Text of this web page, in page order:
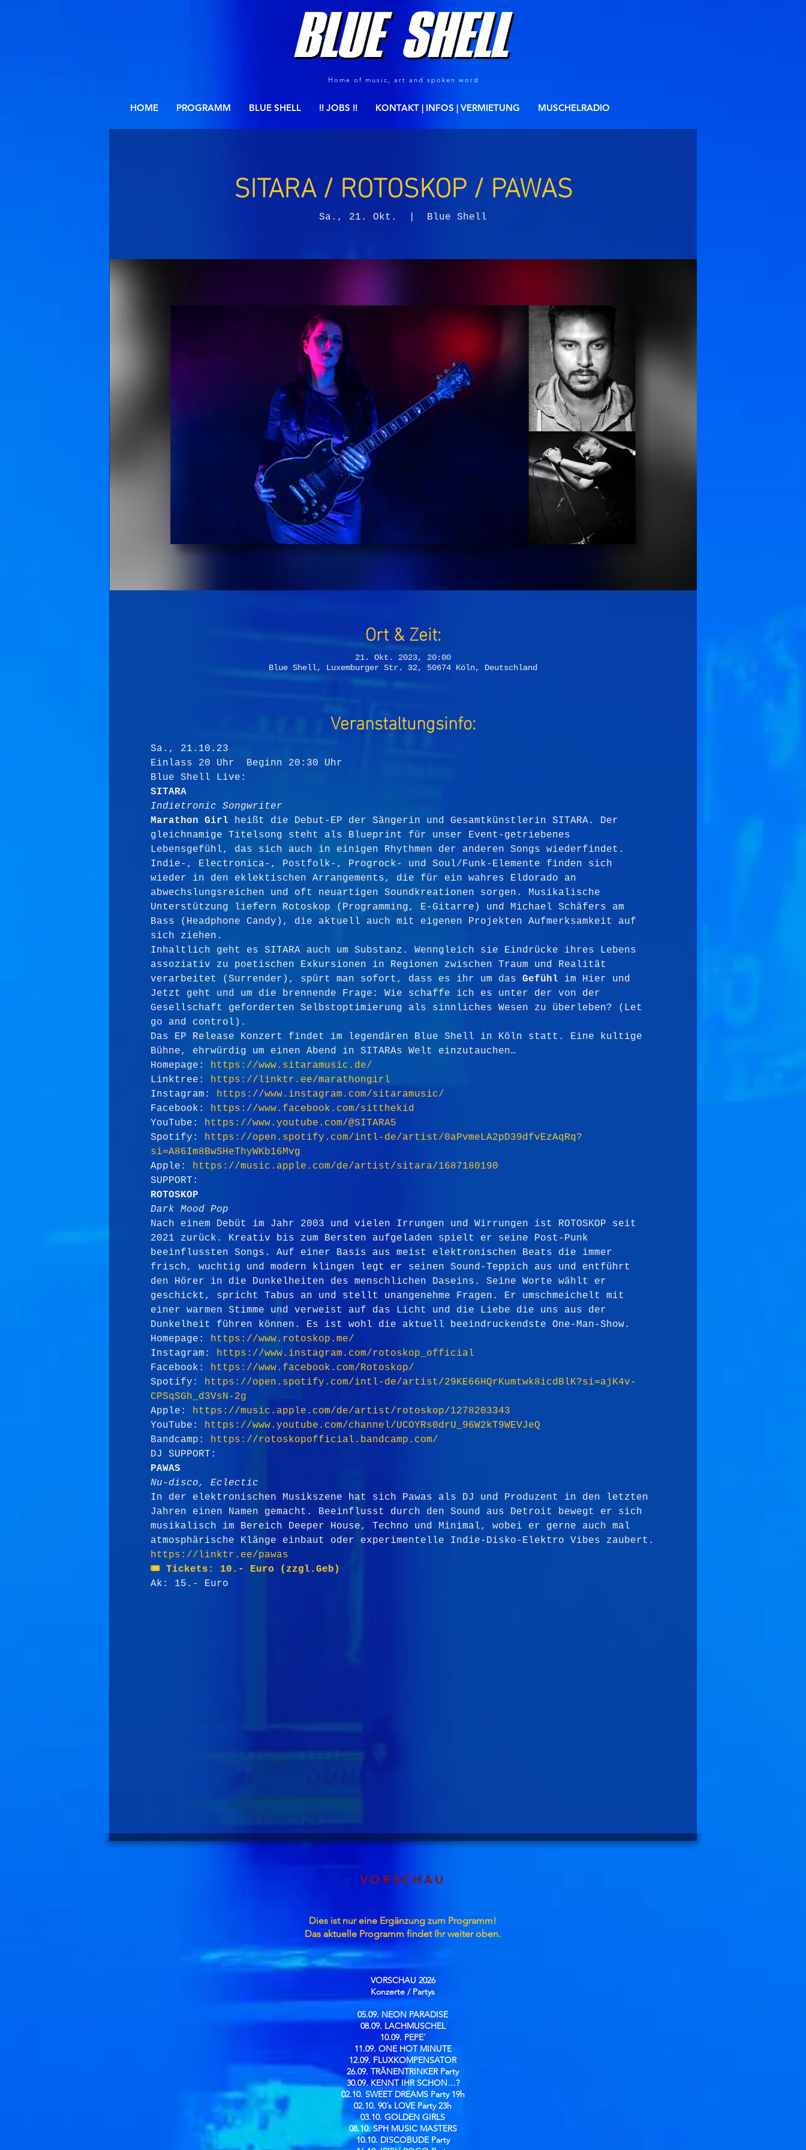
Home of music, art and spoken word
HOME PROGRAMM BLUE SHELL !! JOBS !! KONTAKT | INFOS | VERMIETUNG MUSCHELRADIO
SITARA / ROTOSKOP / PAWAS
Sa., 21. Okt. Blue Shell
Ort & Zeit:
21. Okt. 2023, 20:00
Blue Shell, Luxemburger Str. 32, 50674 Köln, Deutschland
Veranstaltungsinfo:
Sa., 21.10.23
Einlass 20 Uhr  Beginn 20:30 Uhr
Blue Shell Live:
SITARA
Indietronic Songwriter
Marathon Girl heißt die Debut-EP der Sängerin und Gesamtkünstlerin SITARA. Der
gleichnamige Titelsong steht als Blueprint für unser Event-getriebenes
Lebensgefühl, das sich auch in einigen Rhythmen der anderen Songs wiederfindet.
Indie-, Electronica-, Postfolk-, Progrock- und Soul/Funk-Elemente finden sich
wieder in den eklektischen Arrangements, die für ein wahres Eldorado an
abwechslungsreichen und oft neuartigen Soundkreationen sorgen. Musikalische
Unterstützung liefern Rotoskop (Programming, E-Gitarre) und Michael Schäfers am
Bass (Headphone Candy), die aktuell auch mit eigenen Projekten Aufmerksamkeit auf
sich ziehen.
Inhaltlich geht es SITARA auch um Substanz. Wenngleich sie Eindrücke ihres Lebens
assoziativ zu poetischen Exkursionen in Regionen zwischen Traum und Realität
verarbeitet (Surrender), spürt man sofort, dass es ihr um das Gefühl im Hier und
Jetzt geht und um die brennende Frage: Wie schaffe ich es unter der von der
Gesellschaft geforderten Selbstoptimierung als sinnliches Wesen zu überleben? (Let
go and control).
Das EP Release Konzert findet im legendären Blue Shell in Köln statt. Eine kultige
Bühne, ehrwürdig um einen Abend in SITARAs Welt einzutauchen…
Homepage: https://www.sitaramusic.de/
Linktree: https://linktr.ee/marathongirl
Instagram: https://www.instagram.com/sitaramusic/
Facebook: https://www.facebook.com/sitthekid
YouTube: https://www.youtube.com/@SITARA5
Spotify: https://open.spotify.com/intl-de/artist/0aPvmeLA2pD39dfvEzAqRq?
si=A86Im8BwSHeThyWKb16Mvg
Apple: https://music.apple.com/de/artist/sitara/1687180190
SUPPORT:
ROTOSKOP
Dark Mood Pop
Nach einem Debüt im Jahr 2003 und vielen Irrungen und Wirrungen ist ROTOSKOP seit
2021 zurück. Kreativ bis zum Bersten aufgeladen spielt er seine Post-Punk
beeinflussten Songs. Auf einer Basis aus meist elektronischen Beats die immer
frisch, wuchtig und modern klingen legt er seinen Sound-Teppich aus und entführt
den Hörer in die Dunkelheiten des menschlichen Daseins. Seine Worte wählt er
geschickt, spricht Tabus an und stellt unangenehme Fragen. Er umschmeichelt mit
einer warmen Stimme und verweist auf das Licht und die Liebe die uns aus der
Dunkelheit führen können. Es ist wohl die aktuell beeindruckendste One-Man-Show.
Homepage: https://www.rotoskop.me/
Instagram: https://www.instagram.com/rotoskop_official
Facebook: https://www.facebook.com/Rotoskop/
Spotify: https://open.spotify.com/intl-de/artist/29KE66HQrKumtwk8icdBlK?si=ajK4v-
CPSqSGh_d3VsN-2g
Apple: https://music.apple.com/de/artist/rotoskop/1278203343
YouTube: https://www.youtube.com/channel/UCOYRs0drU_96W2kT9WEVJeQ
Bandcamp: https://rotoskopofficial.bandcamp.com/
DJ SUPPORT:
PAWAS
Nu-disco, Eclectic
In der elektronischen Musikszene hat sich Pawas als DJ und Produzent in den letzten
Jahren einen Namen gemacht. Beeinflusst durch den Sound aus Detroit bewegt er sich
musikalisch im Bereich Deeper House, Techno und Minimal, wobei er gerne auch mal
atmosphärische Klänge einbaut oder experimentelle Indie-Disko-Elektro Vibes zaubert.
https://linktr.ee/pawas
🎟️ Tickets: 10.- Euro (zzgl.Geb)
Ak: 15.- Euro
VORSCHAU
Dies ist nur eine Ergänzung zum Programm!
Das aktuelle Programm findet Ihr weiter oben.
VORSCHAU 2026
Konzerte / Partys​
05.09. NEON PARADISE
08.09. LACHMUSCHEL
10.09. PEPE´
11.09. ONE HOT MINUTE
12.09. FLUXKOMPENSATOR
26.09. TRÄNENTRINKER Party
30.09. KENNT IHR SCHON…?
02.10. SWEET DREAMS Party 19h
02.10. 90´s LOVE Party 23h
03.10. GOLDEN GIRLS
08.10. SPH MUSIC MASTERS
10.10. DISCOBUDE Party